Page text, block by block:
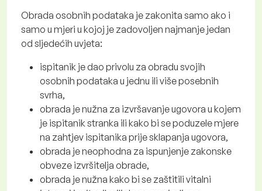
Obrada osobnih podataka je zakonita samo ako i
samo u mjeri u kojoj je zadovoljen najmanje jedan
od sljedećih uvjeta:
ispitanik je dao privolu za obradu svojih
osobnih podataka u jednu ili više posebnih
svrha,
obrada je nužna za izvršavanje ugovora u kojem
je ispitanik stranka ili kako bi se poduzele mjere
na zahtjev ispitanika prije sklapanja ugovora,
obrada je neophodna za ispunjenje zakonske
obveze izvršitelja obrade,
obrada je nužna kako bi se zaštitili vitalni